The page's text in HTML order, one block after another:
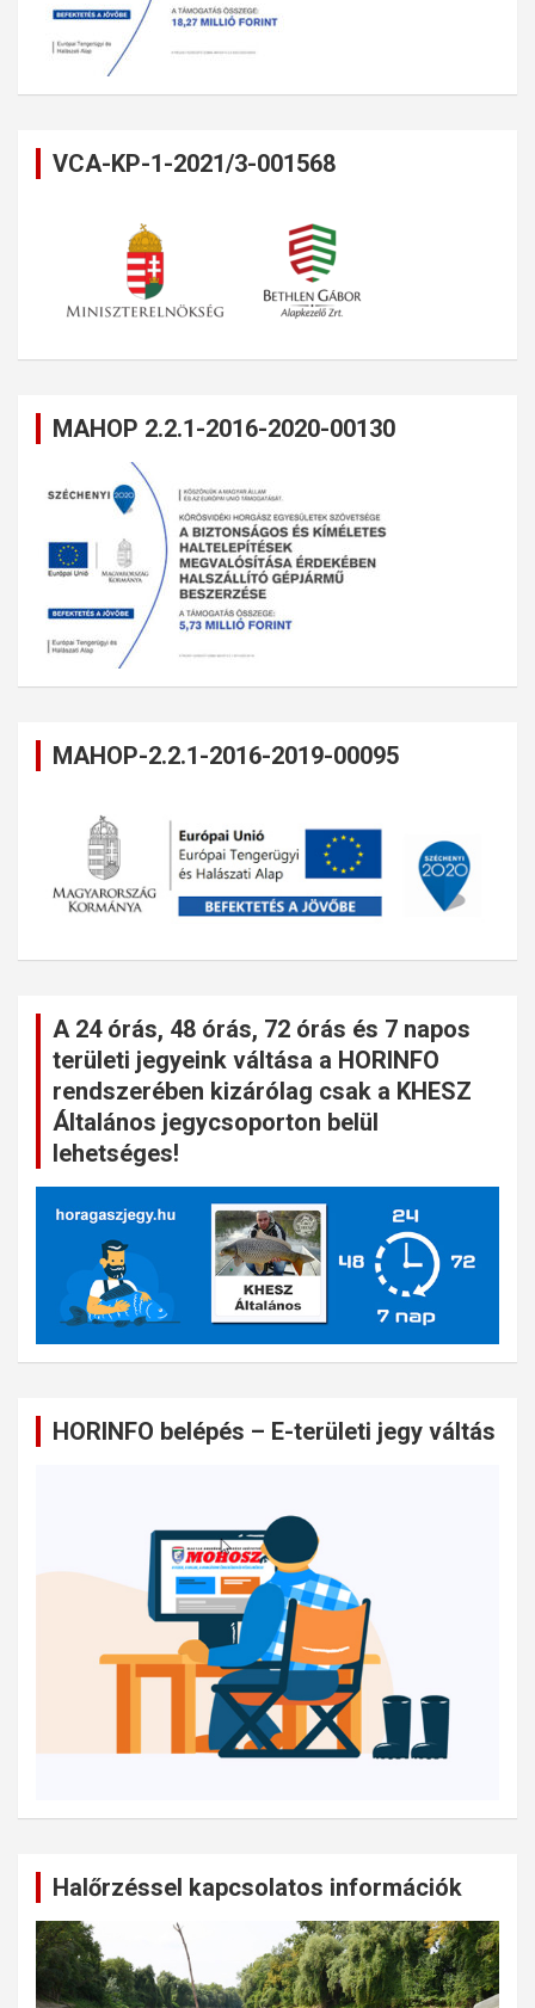
VCA-KP-1-2021/3-001568
MAHOP 2.2.1-2016-2020-00130
MAHOP-2.2.1-2016-2019-00095
A 24 órás, 48 órás, 72 órás és 7 napos
területi jegyeink váltása a HORINFO
rendszerében kizárólag csak a KHESZ
Általános jegycsoporton belül
lehetséges!
HORINFO belépés – E-területi jegy váltás
Halőrzéssel kapcsolatos információk